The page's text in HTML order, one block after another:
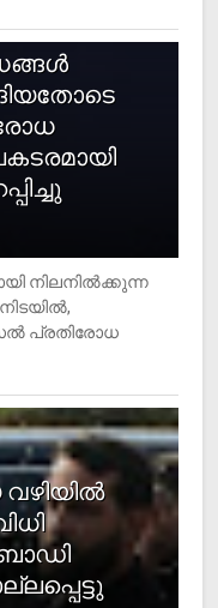
നിലനില്‍ക്കുന്ന
പ്രതിരോധ